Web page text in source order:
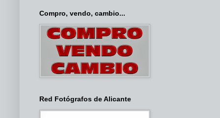
Compro, vendo, cambio...
Red Fotógrafos de Alicante